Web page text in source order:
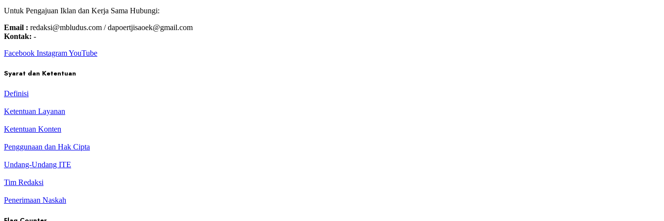
Untuk Pengajuan Iklan dan Kerja Sama Hubungi:
Email : redaksi@mbludus.com / dapoertjisaoek@gmail.com
Kontak: -
Facebook InstagramYouTube
Syarat dan Ketentuan
Definisi
Ketentuan Layanan
Ketentuan Konten
Penggunaan dan Hak Cipta
Undang-Undang ITE
Tim Redaksi
Penerimaan Naskah